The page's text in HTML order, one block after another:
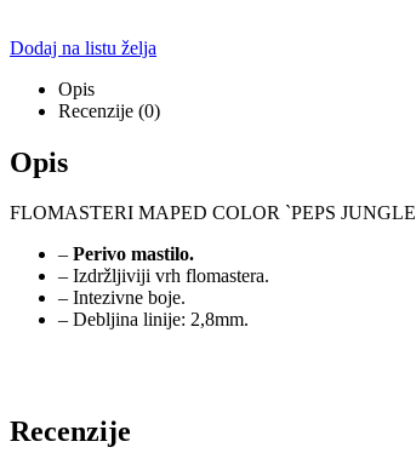
Dodaj na listu želja
Opis
Recenzije (0)
Opis
FLOMASTERI MAPED COLOR `PEPS JUNGLE
– Perivo mastilo.
– Izdržljiviji vrh flomastera.
– Intezivne boje.
– Debljina linije: 2,8mm.
Recenzije